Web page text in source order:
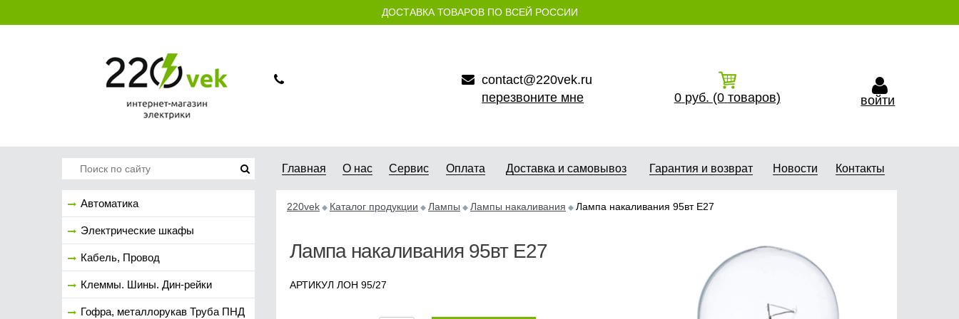
ДОСТАВКА ТОВАРОВ ПО ВСЕЙ РОССИИ
contact@220vek.ru
перезвоните мне
0 руб. (0 товаров) войти
Автоматика
Электрические шкафы
Кабель, Провод
Клеммы. Шины. Дин-рейки
Гофра, металлорукав Труба ПНД
Главная О нас Сервис Оплата Доставка и самовывоз Гарантия и возврат Новости Контакты
220vek Каталог продукции Лампы Лампы накаливания Лампа накаливания 95вт Е27
Лампа накаливания 95вт Е27
АРТИКУЛ ЛОН 95/27